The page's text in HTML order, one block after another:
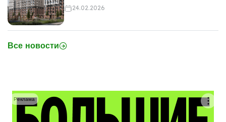
24.02.2026
Все новости
Реклама